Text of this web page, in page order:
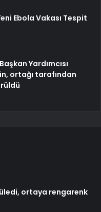
Ebola Vakası Tespit
Yardımcısı
ortağı tarafından
ortaya rengarenk